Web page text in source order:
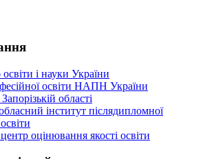
і науки України
освіти НАПН України
області
інститут післядипломної
оцінювання якості освіти